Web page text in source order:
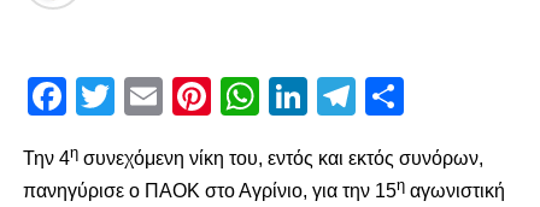
DON'T MISS
Facebook
Twitter
EmailPinterest
WhatsApp
LinkedIn
Telegram
Την 4ησυνεχόμενη νίκη του, εντός και εκτός συνόρων,
πανηγύρισε ο ΠΑΟΚ στο Αγρίνιο, για την 15ηαγωνιστική